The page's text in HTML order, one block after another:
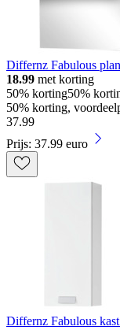
Differnz Fabulous
18.99 met korting
50% korting50%
50% korting,
37.99
Prijs: 37.99 euro
Differnz Fabulous